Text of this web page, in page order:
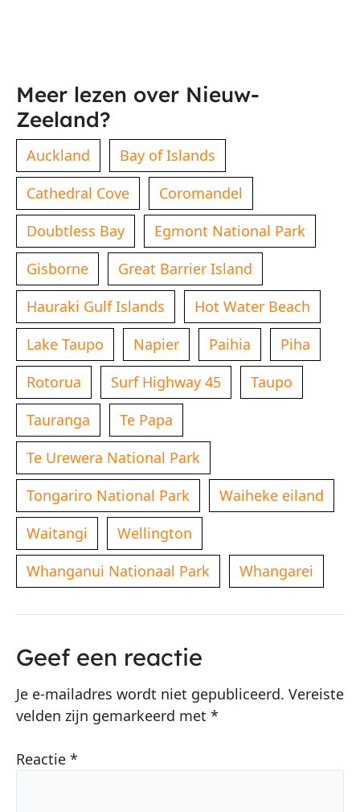
Meer lezen over Nieuw-
Zeeland?
Auckland
Bay of Islands
Cathedral Cove
Coromandel
Doubtless Bay
Egmont National Park
Gisborne
Great Barrier Island
Hauraki Gulf Islands
Hot Water Beach
Lake Taupo
Napier Paihia
Piha
Rotorua
Surf Highway 45
Taupo
Tauranga
Te Papa
Te Urewera National Park
Tongariro National Park
Waiheke eiland
Waitangi
Wellington
Whanganui Nationaal Park
Whangarei
Geef een reactie
Je e-mailadres wordt niet gepubliceerd. Vereiste
velden zijn gemarkeerd met *
Reactie *